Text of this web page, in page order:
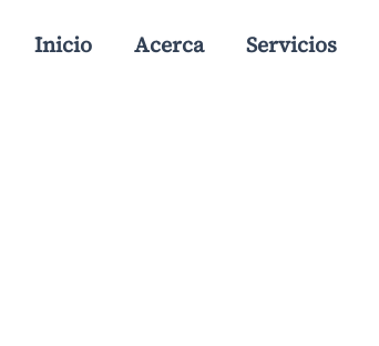
Inicio Acerca Servicios